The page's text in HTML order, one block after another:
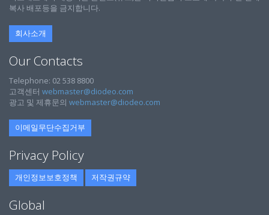
복사 배포등을 금지합니다.
회사소개
Our Contacts
Telephone: 02 538 8800
고객센터 webmaster@diodeo.com
광고 및 제휴문의 webmaster@diodeo.com
이메일무단수집거부
Privacy Policy
개인정보보호정책 저작권규약
Global